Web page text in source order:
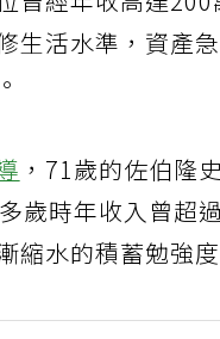
曾經年收高達
生活水準，資產
，71歲的佐伯隆
歲時年收入曾超
縮水的積蓄勉強度